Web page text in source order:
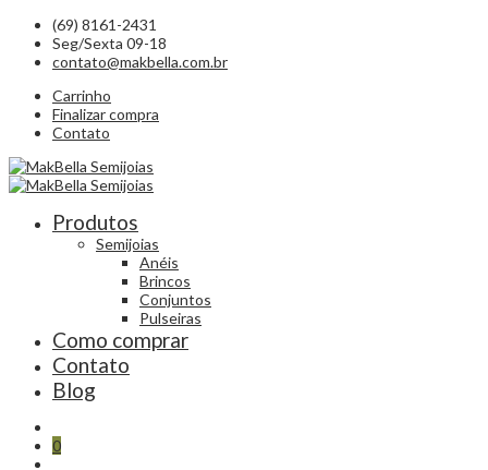
(69) 8161-2431
Seg/Sexta 09-18
contato@makbella.com.br
Carrinho
Finalizar compra
Contato
Produtos
Semijoias
Anéis
Brincos
Conjuntos
Pulseiras
Como comprar
Contato
Blog
0